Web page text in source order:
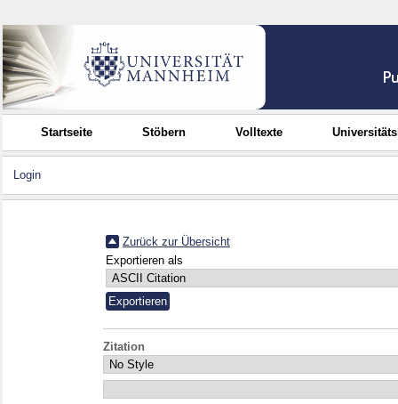
Startseite Stöbern Volltexte
Login
Zurück zur Übersicht
Exportieren als
Zitation